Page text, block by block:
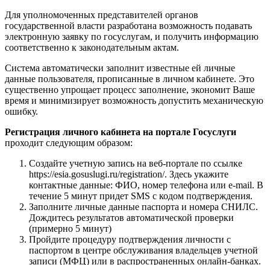
Для уполномоченных представителей органов
государственной власти разработана возможность подавать
электронную заявку по госуслугам, и получить информацию
соответственно к законодательным актам.
Система автоматически заполнит известные ей личные
данные пользователя, прописанные в личном кабинете. Это
существенно упрощает процесс заполнение, экономит Ваше
время и минимизирует возможность допустить механическую
ошибку.
Регистрация личного кабинета на портале Госуслуги
проходит следующим образом:
Создайте учетную запись на веб-портале по ссылке
https://esia.gosuslugi.ru/registration/. Здесь укажите
контактные данные: ФИО, номер телефона или e-mail. В
течение 5 минут придет SMS с кодом подтверждения.
Заполните личные данные паспорта и номера СНИЛС.
Дождитесь результатов автоматической проверки
(примерно 5 минут)
Пройдите процедуру подтверждения личности с
паспортом в центре обслуживания владельцев учетной
записи (МФЦ) или в распространенных онлайн-банках.